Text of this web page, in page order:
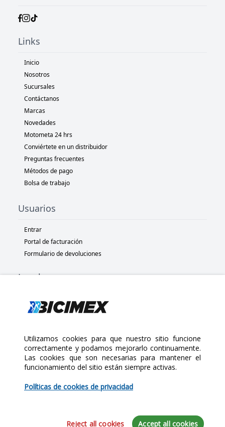
$790.00
Links
Inicio
Nosotros
Sucursales
Contáctanos
Marcas
Novedades
Motometa 24 hrs
Conviértete en un distribuidor
Preguntas frecuentes
Métodos de pago
Bolsa de trabajo
Usuarios
Entrar
Portal de facturación
Formulario de devoluciones
Legal
Políticas de privacidad
Políticas de devolución
Copyright 2025 Bicimex®. All rights reserved. Today is Viernes,
Agosto 7, 2026
Utilizamos cookies para que nuestro sitio funcione
correctamente y podamos mejorarlo continuamente.
Las cookies que son necesarias para mantener el
funcionamiento del sitio están siempre activas.
Políticas de cookies de privacidad
Reject all cookies Accept all cookies